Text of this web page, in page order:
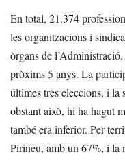
En total, 21.374
les organitzacions i
òrgans de
pròxims 5 anys. La
últimes tres eleccions, i la
obstant això, hi ha hagut
també era inferior. Per
Pirineu, amb un 67%, i la